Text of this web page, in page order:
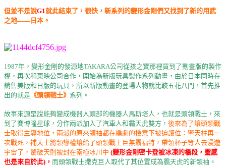
但並不是說G1就此結束了，很快， 新系列的變形金剛們又找到了新的用武
之地——日本。
1987年，變形金剛的發源地TAKARA公司從孩之寶那裡買到了動畫版的製作
權，再次和東映公司合作，開始為新版玩具製作系列動畫，由於日本同時在
銷售美版和日版的玩具，所以新版動畫的登場人物就比較五花八門，首先推
出的就是 《頭領戰士》 系列。
故事來源是說能夠變成機器人頭部的機器人馬斯塔人，也就是頭領戰士，來
到了賽博隆星球，分作兩派加入了汽車人和霸天虎雙方， 後來為了讓頭領戰
士取得主導地位，兩派的原來領袖都在編劇的授意下被迫讓位：擎天柱再一
次戰死，補天士將領導權讓給了頭領戰士巨無霸福特，帶領杯子等人去漫遊
宇宙了，驚破天則被封在南極冰川中 (變形金剛密卡登被冰凍的橋段，靈感
也是來自於此)， 而頭領戰士撒克巨人取代了其位置成為霸天虎的新領袖。